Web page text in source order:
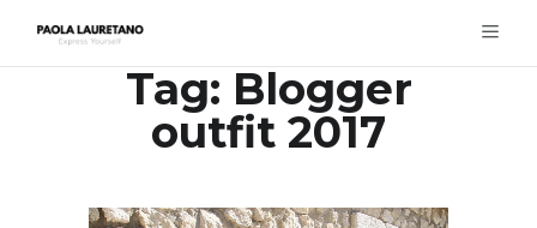
Tag: Blogger
outfit 2017